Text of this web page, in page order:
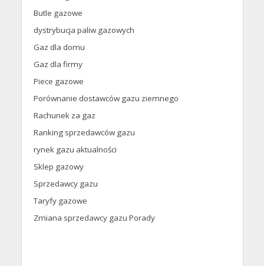
Butle gazowe
dystrybucja paliw gazowych
Gaz dla domu
Gaz dla firmy
Piece gazowe
Porównanie dostawców gazu ziemnego
Rachunek za gaz
Ranking sprzedawców gazu
rynek gazu aktualności
Sklep gazowy
Sprzedawcy gazu
Taryfy gazowe
Zmiana sprzedawcy gazu Porady